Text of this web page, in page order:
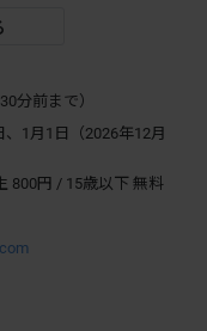
分前まで）
1月1日（2026年12月
800円 / 15歳以下 無料